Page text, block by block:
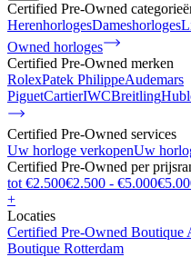
Certified Pre-Owned
HerenhorlogesDameshorloges
Owned horloges
Certified Pre-Owned merken
RolexPatek PhilippeAudemars
PiguetCartierIWCBreitling
Certified Pre-Owned services
Uw horloge verkopenUw
Certified Pre-Owned per
tot €2.500€2.500 - €5.000
+
Locaties
Certified Pre-Owned Boutique
Boutique Rotterdam